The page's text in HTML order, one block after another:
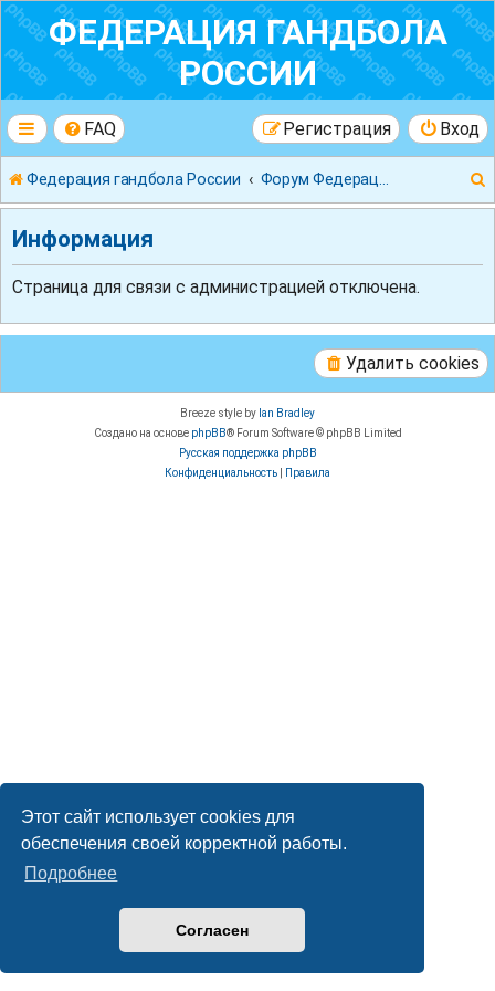
Этот сайт использует cookies для
обеспечения своей корректной работы.
Подробнее
Согласен
ФЕДЕРАЦИЯ ГАНДБОЛА
РОССИИ
FAQ Вход
Регистрация
Федерация гандбола России
Информация
Страница для связи с администрацией отключена.
Удалить cookies
Breeze style by Ian Bradley
Создано на основе phpBB® Forum Software © phpBB Limited
Русская поддержка phpBB
Конфиденциальность
Правила